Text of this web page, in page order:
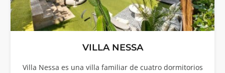
VILLA NESSA
Villa Nessa es una villa familiar de cuatro dormitorios